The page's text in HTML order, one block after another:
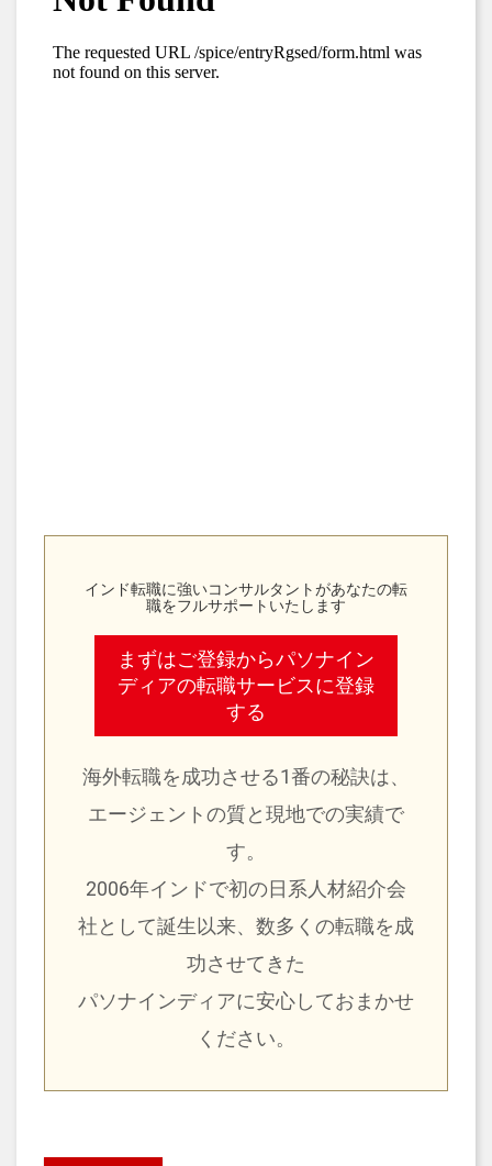
インド転職に強いコンサルタントがあなたの転
職をフルサポートいたします
まずはご登録からパソナイン
ディアの転職サービスに登録
する
海外転職を成功させる1番の秘訣は、
エージェントの質と現地での実績で
す。
2006年インドで初の日系人材紹介会
社として誕生以来、数多くの転職を成
功させてきた
パソナインディアに安心しておまかせ
ください。